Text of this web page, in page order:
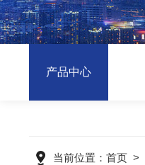
产品中心
当前位置： 首页>